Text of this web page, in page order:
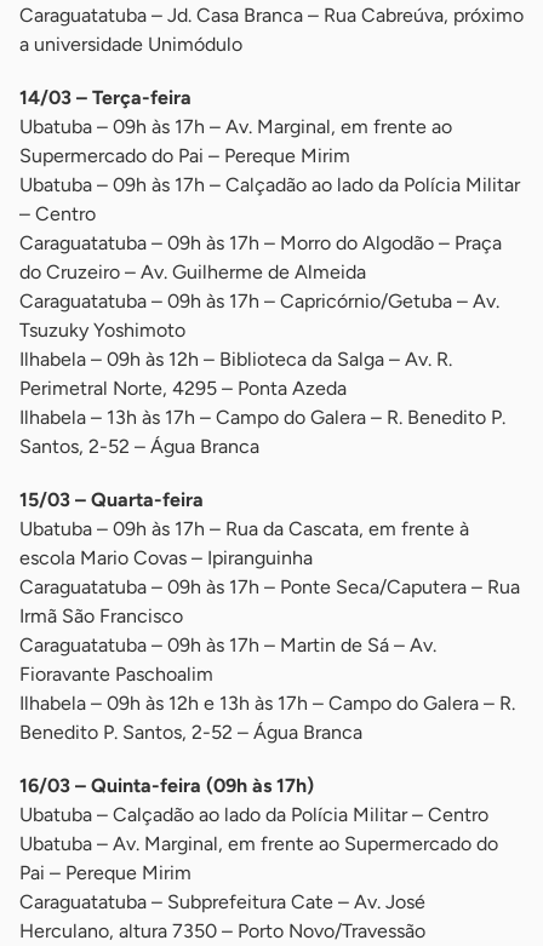
Caraguatatuba – Jd. Casa Branca – Rua Cabreúva, próximo
a universidade Unimódulo
14/03 – Terça-feira
Ubatuba – 09h às 17h – Av. Marginal, em frente ao
Supermercado do Pai – Pereque Mirim
Ubatuba – 09h às 17h – Calçadão ao lado da Polícia Militar
– Centro
Caraguatatuba – 09h às 17h – Morro do Algodão – Praça
do Cruzeiro – Av. Guilherme de Almeida
Caraguatatuba – 09h às 17h – Capricórnio/Getuba – Av.
Tsuzuky Yoshimoto
Ilhabela – 09h às 12h – Biblioteca da Salga – Av. R.
Perimetral Norte, 4295 – Ponta Azeda
Ilhabela – 13h às 17h – Campo do Galera – R. Benedito P.
Santos, 2-52 – Água Branca
15/03 – Quarta-feira
Ubatuba – 09h às 17h – Rua da Cascata, em frente à
escola Mario Covas – Ipiranguinha
Caraguatatuba – 09h às 17h – Ponte Seca/Caputera – Rua
Irmã São Francisco
Caraguatatuba – 09h às 17h – Martin de Sá – Av.
Fioravante Paschoalim
Ilhabela – 09h às 12h e 13h às 17h – Campo do Galera – R.
Benedito P. Santos, 2-52 – Água Branca
16/03 – Quinta-feira (09h às 17h)
Ubatuba – Calçadão ao lado da Polícia Militar – Centro
Ubatuba – Av. Marginal, em frente ao Supermercado do
Pai – Pereque Mirim
Caraguatatuba – Subprefeitura Cate – Av. José
Herculano, altura 7350 – Porto Novo/Travessão